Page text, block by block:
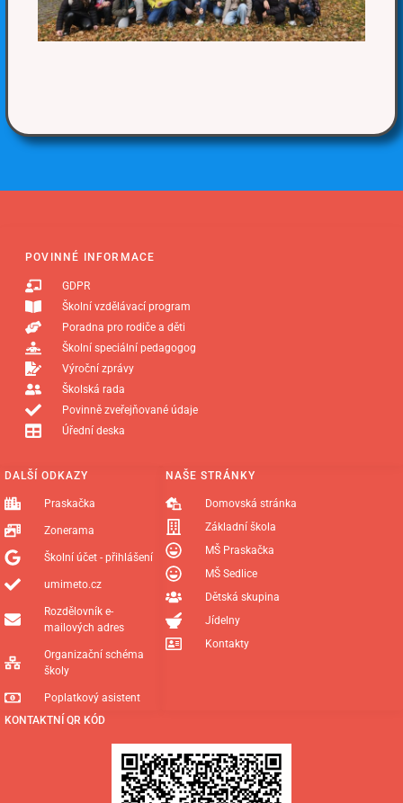
KONTAKTNÍ QR KÓD
NAŠE STRÁNKY
Domovská stránka
Základní škola
MŠ Praskačka
MŠ Sedlice
Dětská skupina
Jídelny
Kontakty
DALŠÍ ODKAZY
Praskačka
Zonerama
Školní účet - přihlášení
umimeto.cz
Rozdělovník e-
mailových adres
Organizační schéma
školy
Poplatkový asistent
POVINNÉ INFORMACE
GDPR
Školní vzdělávací program
Poradna pro rodiče a děti
Školní speciální pedagogog
Výroční zprávy
Školská rada
Povinně zveřejňované údaje
Úřední deska